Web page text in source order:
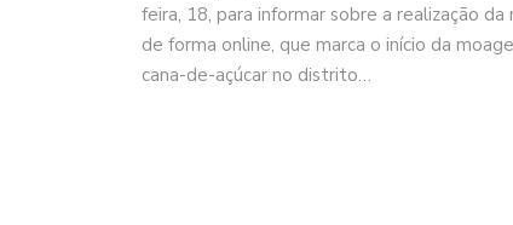
feira, 18, para informar sobre a realização da
de forma online, que marca o início da
cana-de-açúcar no distrito…